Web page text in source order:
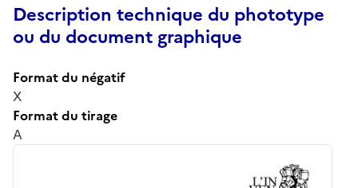
Description technique du phototype
ou du document graphique
Format du négatif
X
Format du tirage
A